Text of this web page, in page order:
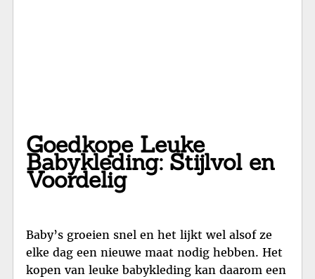
Goedkope Leuke
Babykleding: Stijlvol en
Voordelig
Baby’s groeien snel en het lijkt wel alsof ze
elke dag een nieuwe maat nodig hebben. Het
kopen van leuke babykleding kan daarom een